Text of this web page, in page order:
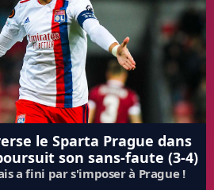
le Sparta Prague dans
son sans-faute (3-4)
a fini par s'imposer à Prague !